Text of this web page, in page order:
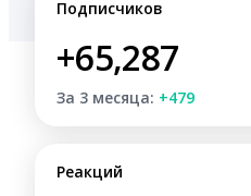
Подписчиков
+65,287
За 3 месяца: +479
Реакций